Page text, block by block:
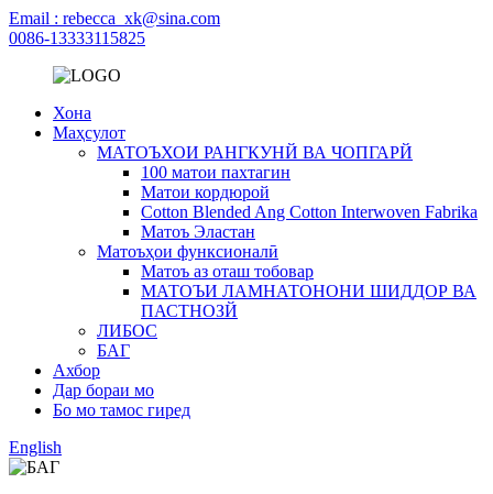
Email : rebecca_xk@sina.com
0086-13333115825
Хона
Маҳсулот
МАТОЪХОИ РАНГКУНЙ ВА ЧОПГАРЙ
100 матои пахтагин
Матои кордюрой
Cotton Blended Ang Cotton Interwoven Fabrika
Матоъ Эластан
Матоъҳои функсионалӣ
Матоъ аз оташ тобовар
МАТОЪИ ЛАМНАТОНОНИ ШИДДОР ВА
ПАСТНОЗЙ
ЛИБОС
БАГ
Ахбор
Дар бораи мо
Бо мо тамос гиред
English